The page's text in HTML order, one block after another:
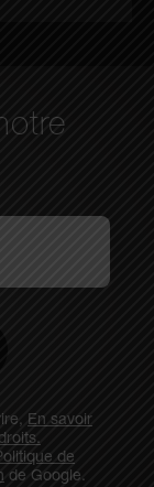
En savoir
de
de Google.